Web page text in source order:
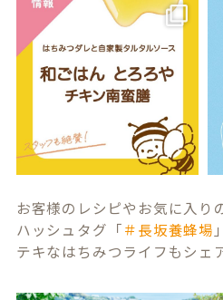
お客様のレシピやお気に入り
ハッシュタグ「＃長坂養蜂場
テキなはちみつライフもシェ